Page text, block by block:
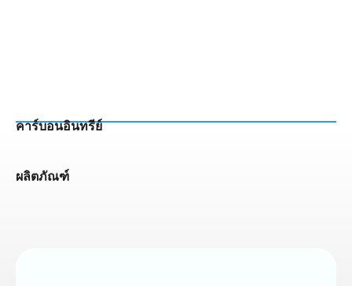
คาร์บอนอินทรีย์
ผลิตภัณฑ์